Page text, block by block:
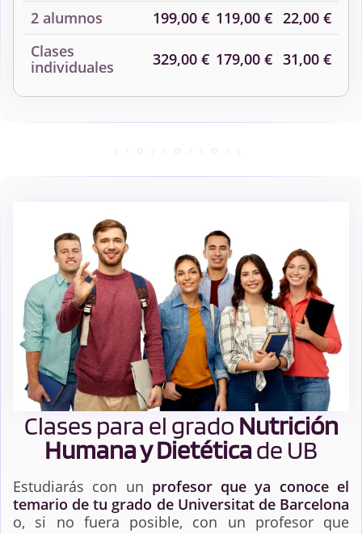
2 alumnos 199,00 € 119,00 € 22,00 €
Clases
individuales
329,00 € 179,00 € 31,00 €
Clases para el grado Nutrición
Humana y Dietéticade UB
Estudiarás con un profesor que ya conoce el
temario de tu grado de Universitat de Barcelona
o, si no fuera posible, con un profesor que